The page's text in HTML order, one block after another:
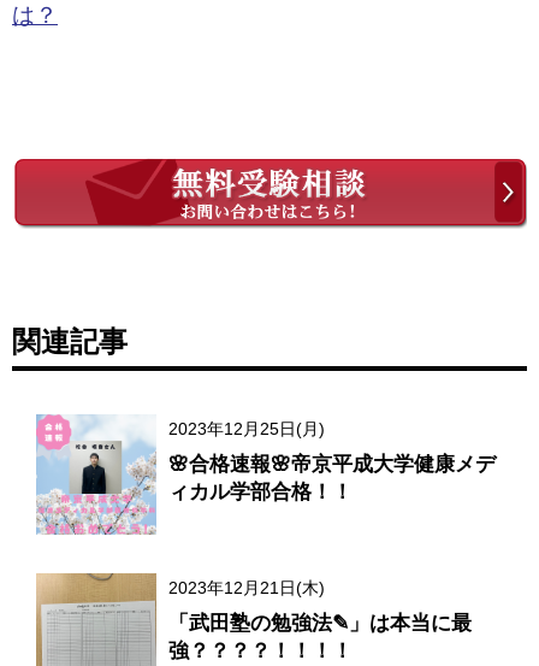
は？
関連記事
2023年12月25日(月)
🌸合格速報🌸帝京平成大学健康メデ
ィカル学部合格！！
2023年12月21日(木)
「武田塾の勉強法✎」は本当に最
強？？？？！！！！